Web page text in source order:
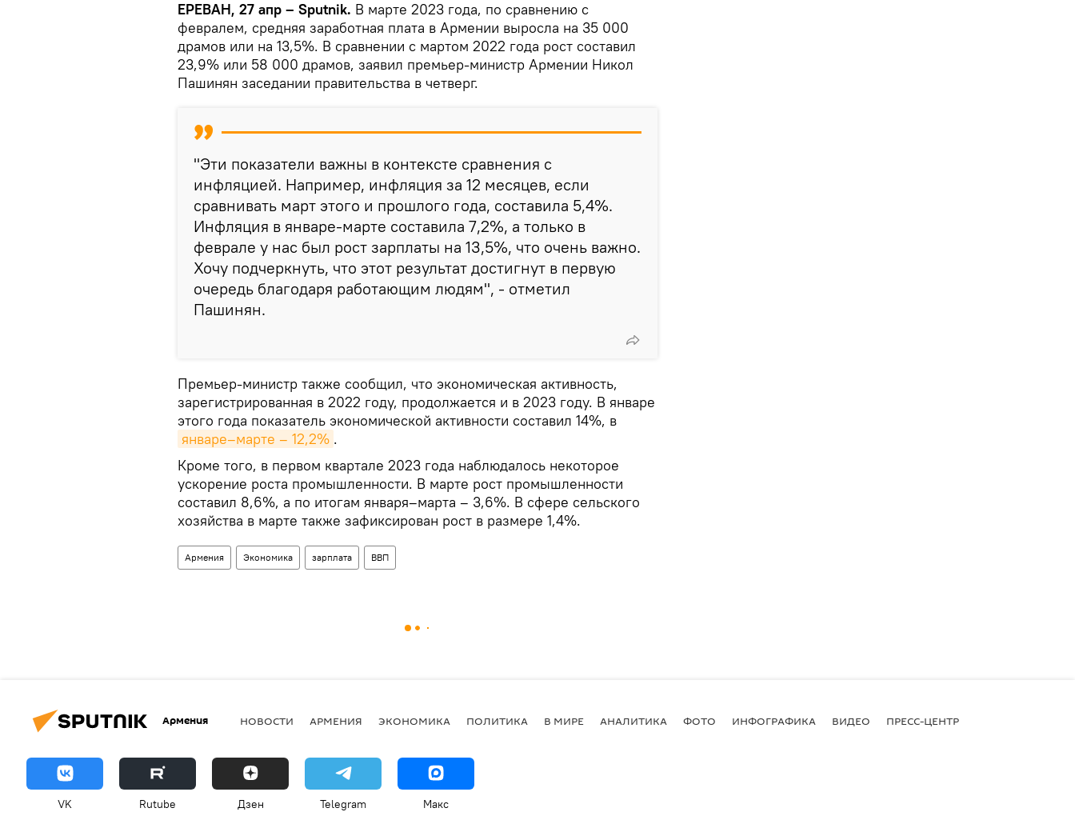
ЕРЕВАН, 27 апр – Sputnik. В марте 2023 года, по сравнению с
февралем, средняя заработная плата в Армении выросла на 35 000
драмов или на 13,5%. В сравнении с мартом 2022 года рост составил
23,9% или 58 000 драмов, заявил премьер-министр Армении Никол
Пашинян заседании правительства в четверг.
"Эти показатели важны в контексте сравнения с
инфляцией. Например, инфляция за 12 месяцев, если
сравнивать март этого и прошлого года, составила 5,4%.
Инфляция в январе-марте составила 7,2%, а только в
феврале у нас был рост зарплаты на 13,5%, что очень важно.
Хочу подчеркнуть, что этот результат достигнут в первую
очередь благодаря работающим людям", - отметил
Пашинян.
Премьер-министр также сообщил, что экономическая активность,
зарегистрированная в 2022 году, продолжается и в 2023 году. В январе
этого года показатель экономической активности составил 14%, в
январе–марте – 12,2% .
Кроме того, в первом квартале 2023 года наблюдалось некоторое
ускорение роста промышленности. В марте рост промышленности
составил 8,6%, а по итогам января–марта – 3,6%. В сфере сельского
хозяйства в марте также зафиксирован рост в размере 1,4%.
Армения Экономика зарплата ВВП
Армения НОВОСТИ АРМЕНИЯ ЭКОНОМИКА ПОЛИТИКА В МИРЕ АНАЛИТИКА ФОТО ИНФОГРАФИКА ВИДЕО ПРЕСС-ЦЕНТР
VK Rutube Дзен Telegram Макс